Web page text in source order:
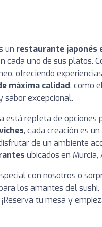
un restaurante japonés
cada uno de sus platos.
ofreciendo
máxima calidad, como
sabor excepcional.
está repleta de opciones
, cada creación es
de un ambiente
ubicados en
con nosotros o
los amantes del
tu mesa y